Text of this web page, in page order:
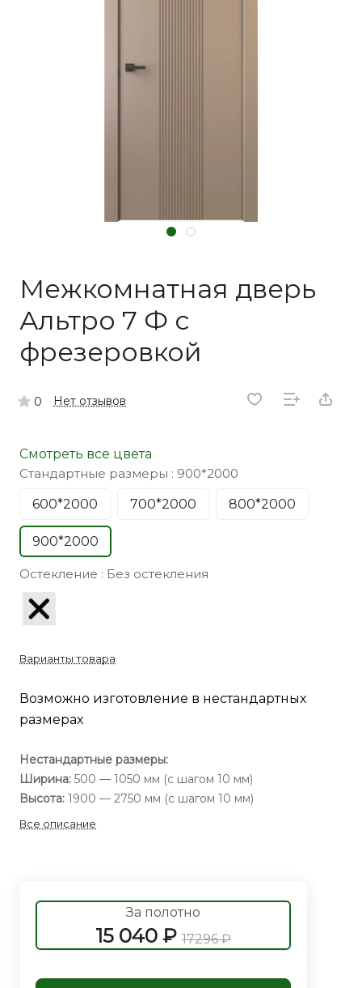
Межкомнатная дверь
Альтро 7 Ф с
фрезеровкой
0 Нет отзывов
Смотреть все цвета
Стандартные размеры : 900*2000
600*2000
700*2000 800*2000
900*2000
Остекление : Без остекления
Варианты товара
Возможно изготовление в нестандартных
размерах
Нестандартные размеры:
Ширина: 500 — 1050 мм (с шагом 10 мм)
Высота: 1900 — 2750 мм (с шагом 10 мм)
Все описание
За полотно
15 040 ₽ 17296 ₽